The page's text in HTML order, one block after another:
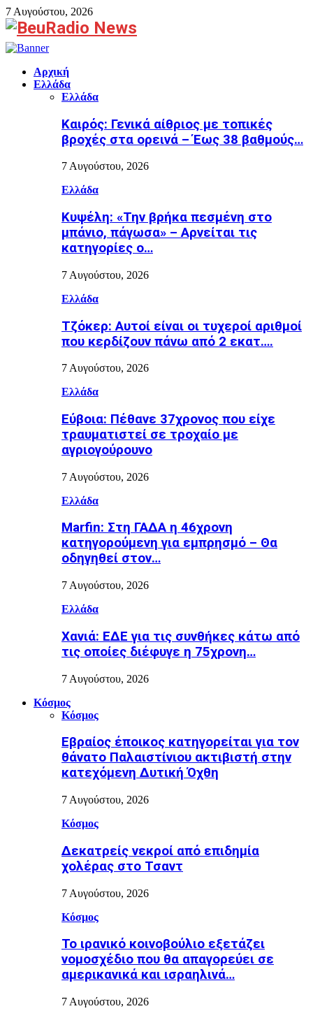
7 Αυγούστου, 2026
Facebook
Αρχική
Ελλάδα
Ελλάδα
Καιρός: Γενικά αίθριος με τοπικές
βροχές στα ορεινά – Έως 38 βαθμούς…
7 Αυγούστου, 2026
Ελλάδα
Κυψέλη: «Την βρήκα πεσμένη στο
μπάνιο, πάγωσα» – Αρνείται τις
κατηγορίες ο…
7 Αυγούστου, 2026
Ελλάδα
Τζόκερ: Αυτοί είναι οι τυχεροί αριθμοί
που κερδίζουν πάνω από 2 εκατ….
7 Αυγούστου, 2026
Ελλάδα
Εύβοια: Πέθανε 37χρονος που είχε
τραυματιστεί σε τροχαίο με
αγριογούρουνο
7 Αυγούστου, 2026
Ελλάδα
Marfin: Στη ΓΑΔΑ η 46χρονη
κατηγορούμενη για εμπρησμό – Θα
οδηγηθεί στον…
7 Αυγούστου, 2026
Ελλάδα
Χανιά: ΕΔΕ για τις συνθήκες κάτω από
τις οποίες διέφυγε η 75χρονη…
7 Αυγούστου, 2026
Κόσμος
Κόσμος
Εβραίος έποικος κατηγορείται για τον
θάνατο Παλαιστίνιου ακτιβιστή στην
κατεχόμενη Δυτική Όχθη
7 Αυγούστου, 2026
Κόσμος
Δεκατρείς νεκροί από επιδημία
χολέρας στο Τσαντ
7 Αυγούστου, 2026
Κόσμος
Το ιρανικό κοινοβούλιο εξετάζει
νομοσχέδιο που θα απαγορεύει σε
αμερικανικά και ισραηλινά…
7 Αυγούστου, 2026